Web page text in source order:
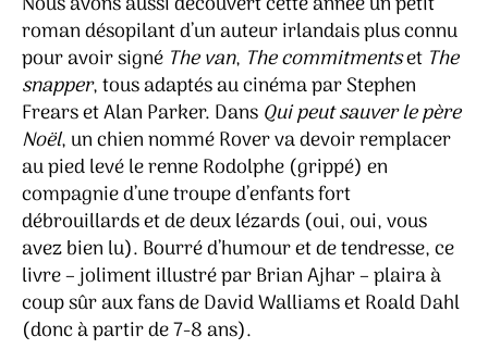
roman désopilant d’un auteur irlandais plus connu
pour avoir signé The van, The commitmentset The
snapper, tous adaptés au cinéma par Stephen
Frears et Alan Parker. Dans Qui peut sauver le père
Noël, un chien nommé Rover va devoir remplacer
au pied levé le renne Rodolphe (grippé) en
compagnie d’une troupe d’enfants fort
débrouillards et de deux lézards (oui, oui, vous
avez bien lu). Bourré d’humour et de tendresse, ce
livre – joliment illustré par Brian Ajhar – plaira à
coup sûr aux fans de David Walliams et Roald Dahl
(donc à partir de 7-8 ans).